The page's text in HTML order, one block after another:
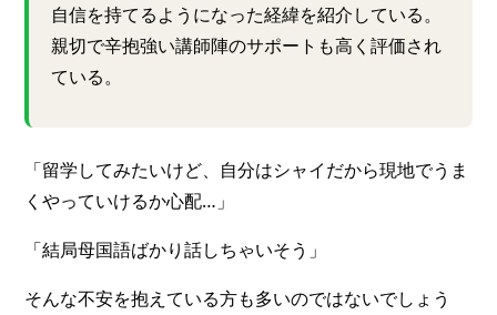
自信を持てるようになった経緯を紹介している。
親切で辛抱強い講師陣のサポートも高く評価され
ている。
「留学してみたいけど、自分はシャイだから現地でうま
くやっていけるか心配…」
「結局母国語ばかり話しちゃいそう」
そんな不安を抱えている方も多いのではないでしょう